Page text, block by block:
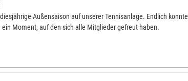
Außensaison auf unserer Tennisanlage. Endlich konnte
Moment, auf den sich alle Mitglieder gefreut haben.